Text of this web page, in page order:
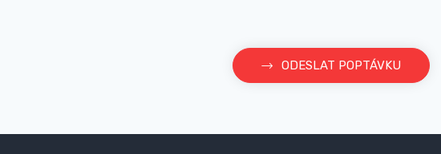
ODESLAT POPTÁVKU